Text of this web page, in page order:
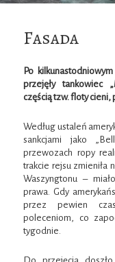
Fasada
Po
przejęły tankowiec
częścią tzw. floty cieni,
Według ustaleń
sankcjami jako
przewozach ropy
trakcie rejsu zmieniła
Waszyngtonu –
prawa. Gdy
przez pewien
poleceniom, co
tygodnie.